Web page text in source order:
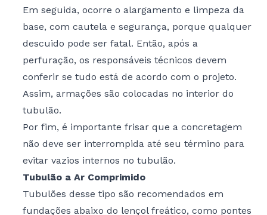
Em seguida, ocorre o alargamento e limpeza da
base, com cautela e segurança, porque qualquer
descuido pode ser fatal. Então, após a
perfuração, os responsáveis técnicos devem
conferir se tudo está de acordo com o projeto.
Assim, armações são colocadas no interior do
tubulão.
Por fim, é importante frisar que a concretagem
não deve ser interrompida até seu término para
evitar vazios internos no tubulão.
Tubulão a Ar Comprimido
Tubulões desse tipo são recomendados em
fundações abaixo do lençol freático, como pontes